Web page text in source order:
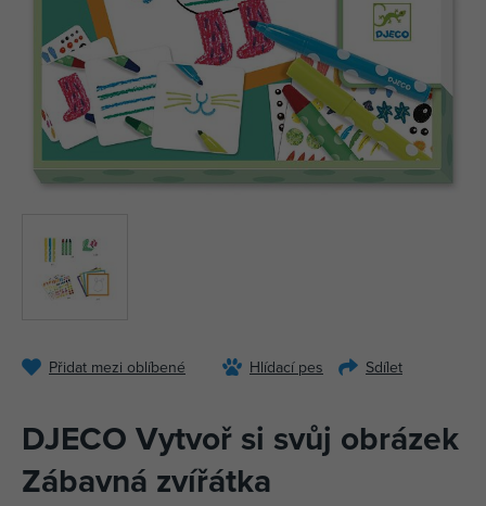
Přidat mezi oblíbené Hlídací pes Sdílet
DJECO Vytvoř si svůj obrázek
Zábavná zvířátka